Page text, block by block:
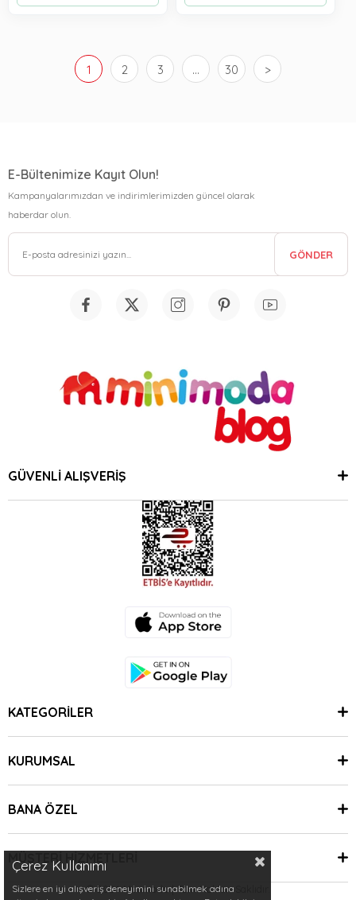
1 2 3 ... 30 >
E-Bültenimize Kayıt Olun!
Kampanyalarımızdan ve indirimlerimizden güncel olarak
haberdar olun.
GÖNDER
GÜVENLİ ALIŞVERİŞ
KATEGORİLER
KURUMSAL
BANA ÖZEL
MÜŞTERİ HİZMETLERİ
© 2024 Minimoda | Tüm Hakları Saklıdır.
Çerez Kullanımı
Sizlere en iyi alışveriş deneyimini sunabilmek adına